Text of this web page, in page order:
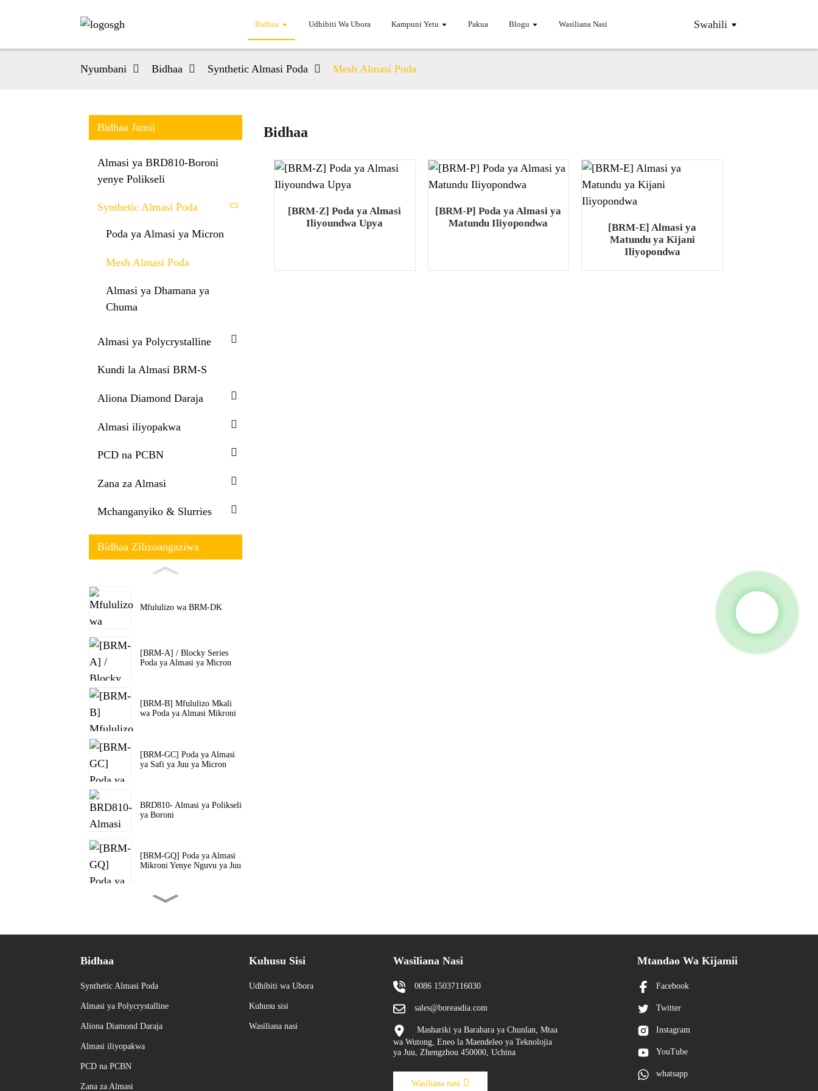
Bidhaa Udhibiti Wa Ubora Kampuni Yetu Pakua Blogu Wasiliana Nasi Swahili
Nyumbani Bidhaa Synthetic Almasi Poda Mesh Almasi Poda
Bidhaa Jamii
Almasi ya BRD810-Boroni
yenye Polikseli
Synthetic Almasi Poda
Poda ya Almasi ya Micron
Mesh Almasi Poda
Almasi ya Dhamana ya
Chuma
Almasi ya Polycrystalline
Kundi la Almasi BRM-S
Aliona Diamond Daraja
Almasi iliyopakwa
PCD na PCBN
Zana za Almasi
Mchanganyiko & Slurries
Bidhaa Zilizoangaziwa
Mfululizo wa BRM-DK
[BRM-A] / Blocky Series
Poda ya Almasi ya Micron
[BRM-B] Mfululizo Mkali
wa Poda ya Almasi Mikroni
[BRM-GC] Poda ya Almasi
ya Safi ya Juu ya Micron
BRD810- Almasi ya Polikseli
ya Boroni
[BRM-GQ] Poda ya Almasi
Mikroni Yenye Nguvu ya Juu
[BRM-Z] Poda ya Almasi
Bidhaa
[BRM-Z] Poda ya Almasi
Iliyoundwa Upya
[BRM-P] Poda ya Almasi ya
Matundu Iliyopondwa
[BRM-E] Almasi ya
Matundu ya Kijani
Iliyopondwa
Bidhaa
Synthetic Almasi Poda
Almasi ya Polycrystalline
Aliona Diamond Daraja
Almasi iliyopakwa
PCD na PCBN
Zana za Almasi
Kuhusu Sisi
Udhibiti wa Ubora
Kuhusu sisi
Wasiliana nasi
Wasiliana Nasi
0086 15037116030
sales@boreasdia.com
Mashariki ya Barabara ya Chunlan, Mtaa
wa Wutong, Eneo la Maendeleo ya Teknolojia
ya Juu, Zhengzhou 450000, Uchina
Wasiliana nasi
Mtandao Wa Kijamii
Facebook
Twitter
Instagram
YouTube
whatsapp